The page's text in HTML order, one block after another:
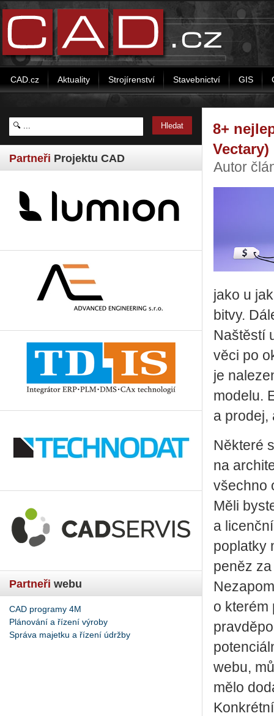
CAD.cz Aktuality Strojírenství Stavebnictví GIS
Partneři Projektu CAD
Partneři webu
CAD programy 4M
Plánování a řízení výroby
Správa majetku a řízení údržby
8+
Vectary)
Autor
jako u
bitvy.
Naštěstí
věci po
je
modelu.
a prodej,
Některé
na
všechno
Měli
a
poplatky
peněz
o kterém
webu,
mělo